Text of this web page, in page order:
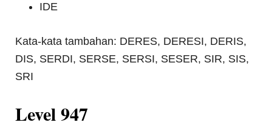
IDE
Kata-kata tambahan: DERES, DERESI, DERIS,
DIS, SERDI, SERSE, SERSI, SESER, SIR, SIS,
SRI
Level 947